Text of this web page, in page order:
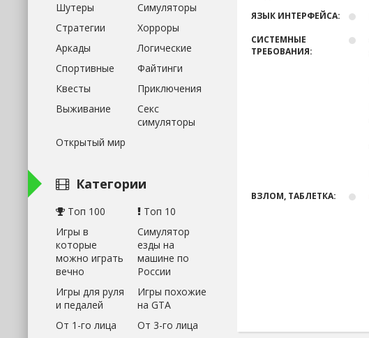
ЯЗЫК ИНТЕРФЕЙСА:
СИСТЕМНЫЕ
ТРЕБОВАНИЯ:
ВЗЛОМ, ТАБЛЕТКА:
Шутеры
Симуляторы
Стратегии
Хорроры
Аркады
Логические
Спортивные
Файтинги
Квесты
Приключения
Выживание
Секс
симуляторы
Открытый мир
Категории
Топ 100
Топ 10
Игры в
которые
можно играть
вечно
Симулятор
езды на
машине по
России
Игры для руля
и педалей
Игры похожие
на GTA
От 1-го лица
От 3-го лица